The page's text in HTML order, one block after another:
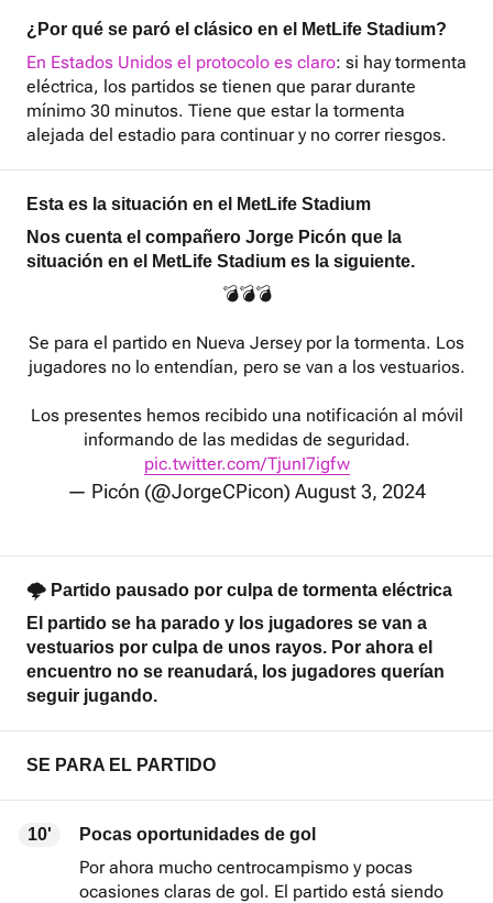
¿Por qué se paró el clásico en el MetLife Stadium?
En Estados Unidos el protocolo es claro: si hay tormenta
eléctrica, los partidos se tienen que parar durante
mínimo 30 minutos. Tiene que estar la tormenta
alejada del estadio para continuar y no correr riesgos.
Esta es la situación en el MetLife Stadium
Nos cuenta el compañero Jorge Picón que la
situación en el MetLife Stadium es la siguiente.
💣💣💣
Se para el partido en Nueva Jersey por la tormenta. Los
jugadores no lo entendían, pero se van a los vestuarios.
Los presentes hemos recibido una notificación al móvil
informando de las medidas de seguridad.
pic.twitter.com/TjunI7igfw
— Picón (@JorgeCPicon) August 3, 2024
🌩 Partido pausado por culpa de tormenta eléctrica
El partido se ha parado y los jugadores se van a
vestuarios por culpa de unos rayos. Por ahora el
encuentro no se reanudará, los jugadores querían
seguir jugando.
SE PARA EL PARTIDO
10' Pocas oportunidades de gol
Por ahora mucho centrocampismo y pocas
ocasiones claras de gol. El partido está siendo